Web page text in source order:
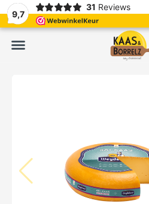
9,7
31 Reviews
Vaak volgende dag geleverd